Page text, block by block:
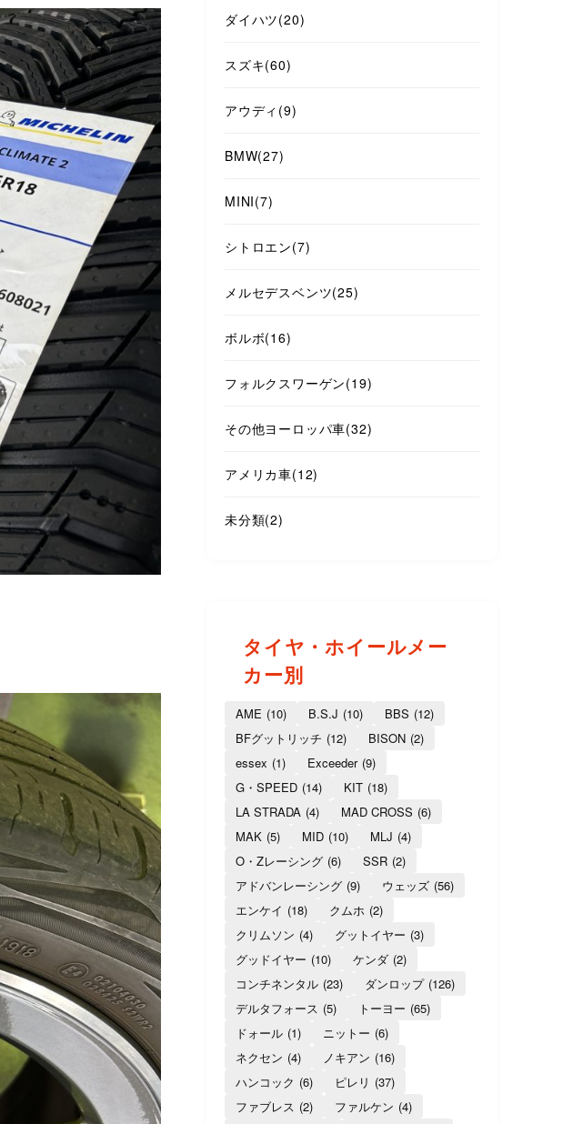
ダイハツ(20)
スズキ(60)
アウディ (9)
BMW(27)
MINI(7)
シトロエン(7)
メルセデスベンツ(25)
ボルボ(16)
フォルクスワーゲン(19)
その他ヨーロッパ車(32)
アメリカ車(12)
未分類(2)
タイヤ・ホイールメー
カー別
AME (10) B.S.J (10) BBS (12)
BFグットリッチ (12) BISON (2)
essex (1) Exceeder (9)
G・SPEED (14) KIT (18)
LA STRADA (4) MAD CROSS (6)
MAK (5) MID (10) MLJ (4)
O・Zレーシング (6) SSR (2)
アドバンレーシング (9) ウェッズ (56)
エンケイ (18) クムホ (2)
クリムソン (4) グットイヤー (3)
グッドイヤー (10) ケンダ (2)
コンチネンタル (23) ダンロップ (126)
デルタフォース (5) トーヨー (65)
ドォール (1) ニットー (6)
ネクセン (4) ノキアン (16)
ハンコック (6) ピレリ (37)
ファブレス (2) ファルケン (4)